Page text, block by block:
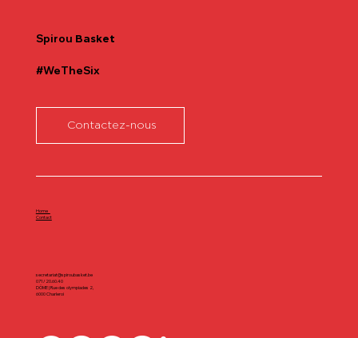
Spirou Basket
#WeTheSix
Contactez-nous
secretariat@spiroubasket.be
071/20.60.40
DÔME | Rue des olympiades 2,
6000 Charleroi
Home
Contact